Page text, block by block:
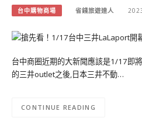
台中購物商場 省錢旅遊達人
台中商圈近期的大新聞應該是1/17即
的三井outlet之後,日本三井不動…
CONTINUE READING